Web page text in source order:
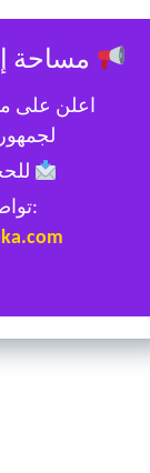
مساحة
اعلن على